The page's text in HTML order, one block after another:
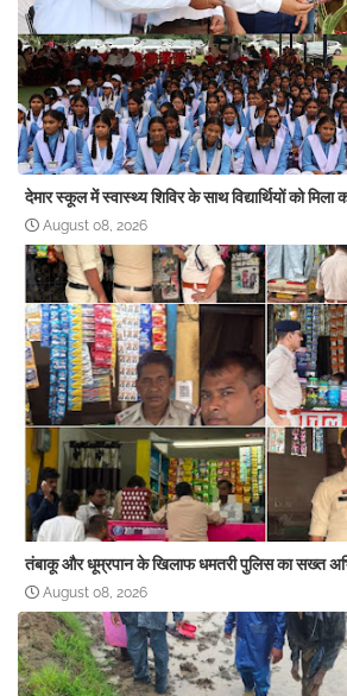
देमार स्कूल में स्वास्थ्य शिविर के साथ विद्यार्थियों को मिला
August 08, 2026
तंबाकू और धूम्रपान के खिलाफ धमतरी पुलिस का सख्त
August 08, 2026